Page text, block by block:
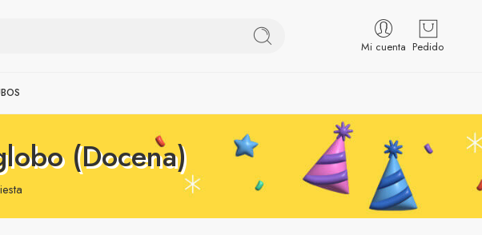
Mi cuenta Pedido
(Docena)